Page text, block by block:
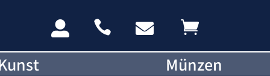
   
Münzen